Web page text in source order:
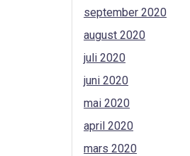
september 2020
august 2020
juli 2020
juni 2020
mai 2020
april 2020
mars 2020